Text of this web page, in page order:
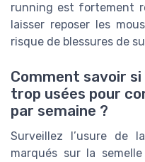
running est fortement
laisser reposer les
risque de blessures de
Comment savoir
trop usées pour
par semaine ?
Surveillez l’usure de
marqués sur la